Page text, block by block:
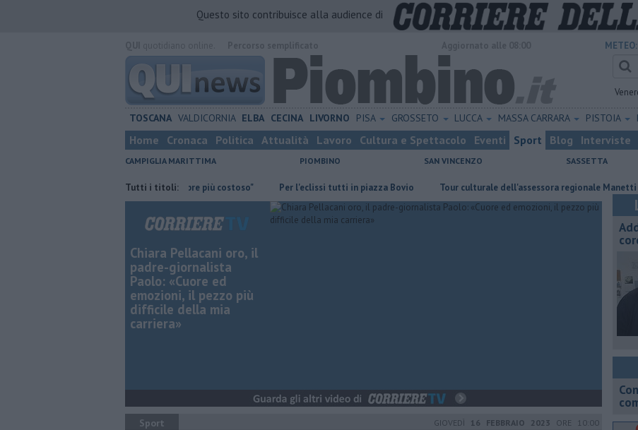
Questo sito contribuisce alla audience di
METEO:
TOSCANA VALDICORNIA ELBA CECINA LIVORNO PISA GROSSETO LUCCA MASSA CARRARA PISTOIA
Home Cronaca Politica Attualità Lavoro Cultura e Spettacolo Eventi Sport Blog Interviste
CAMPIGLIA MARITTIMA PIOMBINO SAN VINCENZO SASSETTA
Tutti i titoli:
"Apritiborgo sempre più costoso" Per l'eclissi tutti in piazza Bovio Tour culturale dell'assessora regionale Manetti
Chiara Pellacani oro, il
padre-giornalista
Paolo: «Cuore ed
emozioni, il pezzo più
difficile della mia
carriera»
Sport GIOVEDÌ 16 FEBBRAIO 2023 ORE 10:00